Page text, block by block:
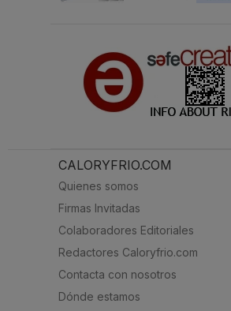
CALORYFRIO.COM
Quienes somos
Firmas Invitadas
Colaboradores Editoriales
Redactores Caloryfrio.com
Contacta con nosotros
Dónde estamos